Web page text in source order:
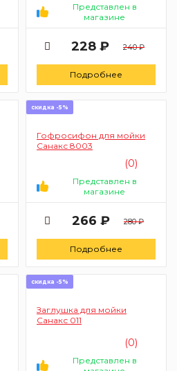
Представлен в
магазине
228 ₽ 240 ₽
Подробнее
скидка -5%
Гофросифон для мойки
Санакс 8003
(0)
Представлен в
магазине
266 ₽ 280 ₽
Подробнее
скидка -5%
Заглушка для мойки
Санакс 011
(0)
Представлен в